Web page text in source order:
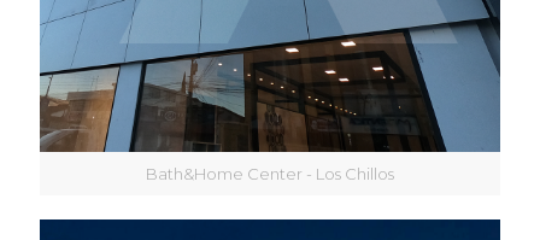
Bath&Home Center - Los Chillos